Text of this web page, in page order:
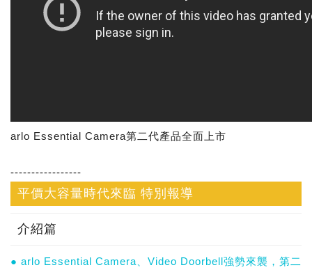
arlo Essential Camera第二代產品全面上市
-----------------
平價大容量時代來臨 特別報導
介紹篇
● arlo Essential Camera、Video Doorbell強勢來襲，第二